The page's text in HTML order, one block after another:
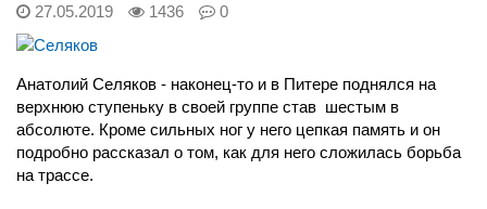
27.05.2019 1436 0
Анатолий Селяков - наконец-то и в Питере поднялся на
верхнюю ступеньку в своей группе став шестым в
абсолюте. Кроме сильных ног у него цепкая память и он
подробно рассказал о том, как для него сложилась борьба
на трассе.